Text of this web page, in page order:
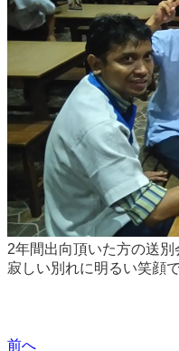
2年間出向頂いた方の送別
寂しい別れに明るい笑顔で
前へ